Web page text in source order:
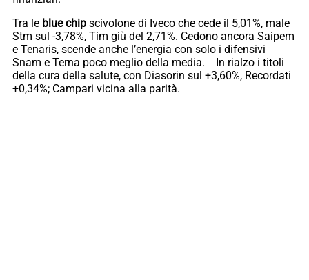
Tra le blue chip scivolone di Iveco che cede il 5,01%, male
Stm sul -3,78%, Tim giù del 2,71%. Cedono ancora Saipem
e Tenaris, scende anche l’energia con solo i difensivi
Snam e Terna poco meglio della media. In rialzo i titoli
della cura della salute, con Diasorin sul +3,60%, Recordati
+0,34%; Campari vicina alla parità.